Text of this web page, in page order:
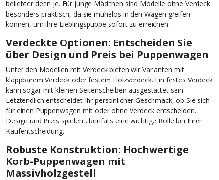
beliebter denn je. Für junge Mädchen sind Modelle ohne Verdeck
besonders praktisch, da sie mühelos in den Wagen greifen
können, um ihre Lieblingspuppe sofort zu erreichen.
Verdeckte Optionen: Entscheiden Sie
über Design und Preis bei Puppenwagen
Unter den Modellen mit Verdeck bieten wir Varianten mit
klappbarem Verdeck oder festem Holzverdeck. Ein festes Verdeck
kann sogar mit kleinen Seitenscheiben ausgestattet sein.
Letztendlich entscheidet Ihr persönlicher Geschmack, ob Sie sich
für einen Puppenwagen mit oder ohne Verdeck entscheiden.
Design und Preis spielen ebenfalls eine wichtige Rolle bei Ihrer
Kaufentscheidung.
Robuste Konstruktion: Hochwertige
Korb-Puppenwagen mit
Massivholzgestell